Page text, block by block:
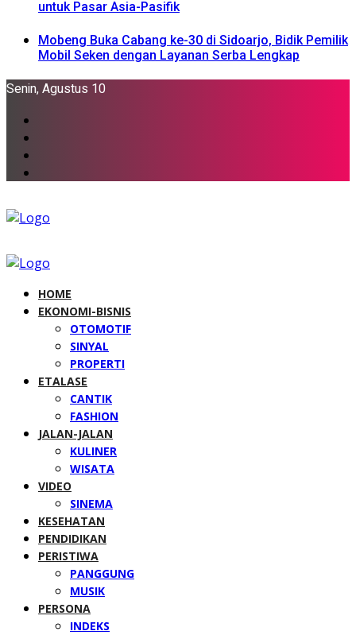
untuk Pasar Asia-Pasifik
Mobeng Buka Cabang ke-30 di Sidoarjo, Bidik Pemilik
Mobil Seken dengan Layanan Serba Lengkap
Senin, Agustus 10
HOME
EKONOMI-BISNIS
OTOMOTIF
SINYAL
PROPERTI
ETALASE
CANTIK
FASHION
JALAN-JALAN
KULINER
WISATA
VIDEO
SINEMA
KESEHATAN
PENDIDIKAN
PERISTIWA
PANGGUNG
MUSIK
PERSONA
INDEKS